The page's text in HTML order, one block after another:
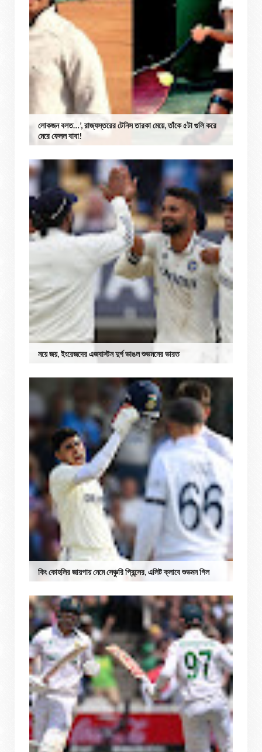
লোকজন বলত…’, রাজ্যস্তরের টেনিস তারকা মেয়ে, তাঁকে ৫টা গুলি করে
মেরে ফেলল বাবা!
নয়ে জয়, ইংরেজদের এজবাস্টন দুর্গ ভাঙল শুভমনের ভারত
কিং কোহলির জায়গায় নেমে সেঞ্চুরি প্রিন্সের, এলিট ক্লাবে শুভমন গিল